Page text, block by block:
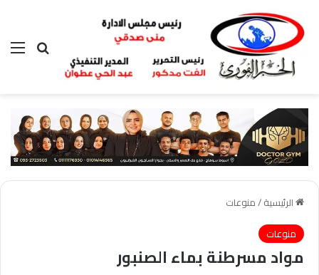
بحث عن
الرئيسية/منوعات
منوعات
مواد مسرطنة بماء الصنبور